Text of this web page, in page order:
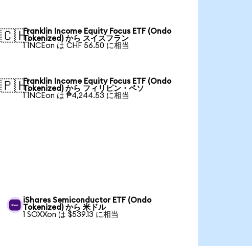
🇨🇭Franklin Income Equity Focus ETF (Ondo
Tokenized) から スイスフラン
1 INCEon は CHF 56.50 に相当
🇵🇭Franklin Income Equity Focus ETF (Ondo
Tokenized) から フィリピン・ペソ
1 INCEon は ₱4,244.53 に相当
iShares Semiconductor ETF (Ondo
Tokenized) から 米ドル
1 SOXXon は $539.13 に相当